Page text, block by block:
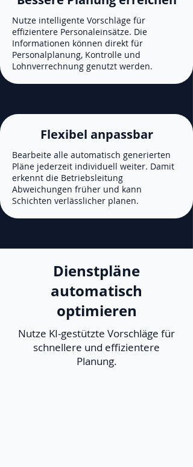
Nutze intelligente Vorschläge für
effizientere Personaleinsätze. Die
Informationen können direkt für
Personalplanung, Kontrolle und
Lohnverrechnung genutzt werden.
Flexibel anpassbar
Bearbeite alle automatisch generierten
Pläne jederzeit individuell weiter. Damit
erkennt die Betriebsleitung
Abweichungen früher und kann
Schichten verlässlicher planen.
Dienstpläne
automatisch
optimieren
Nutze KI-gestützte Vorschläge für
schnellere und effizientere
Planung.